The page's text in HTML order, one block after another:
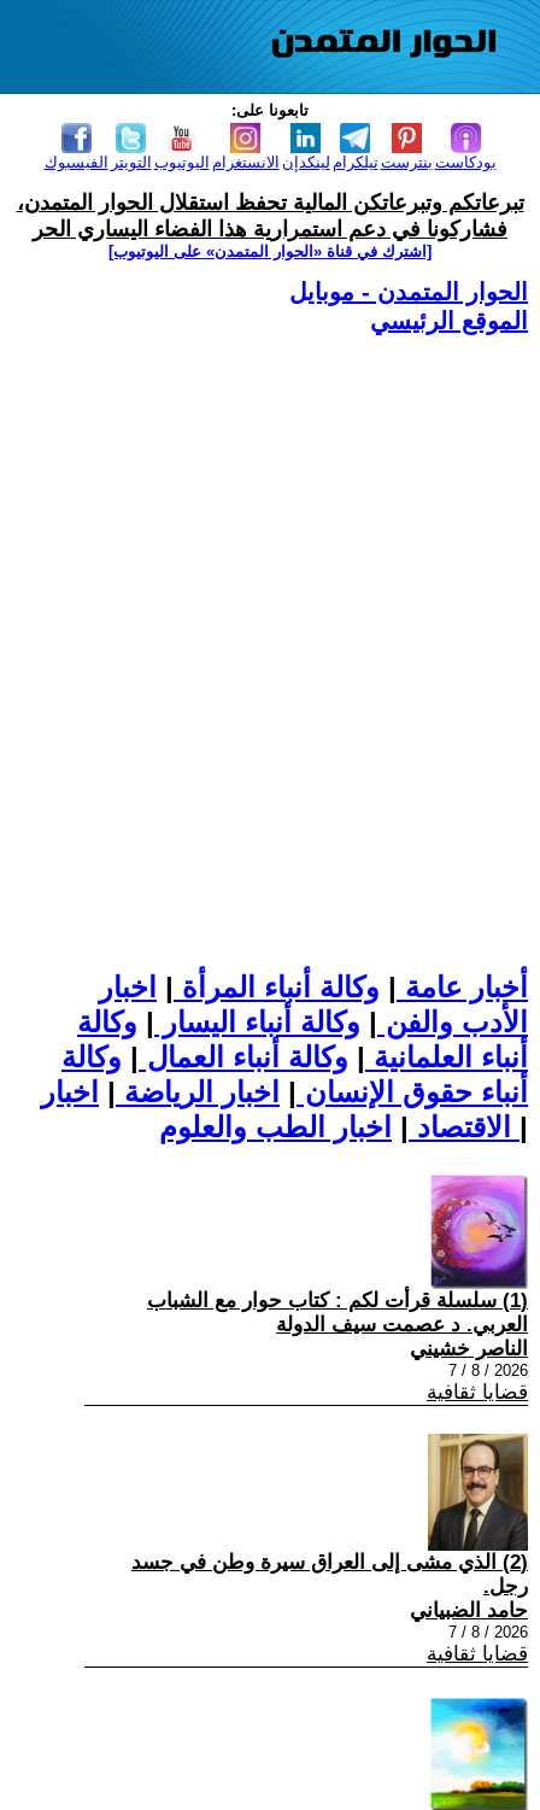
تابعونا على:
الفيسبوك التويتر اليوتيوب الانستغرام لينكدإن تيلكرامبنترست بودكاست
تبرعاتكم وتبرعاتكن المالية تحفظ استقلال الحوار المتمدن،
فشاركونا في دعم استمرارية هذا الفضاء اليساري الحر
[اشترك في قناة ‫«الحوار المتمدن» على اليوتيوب]
الحوار المتمدن - موبايل
الموقع الرئيسي
أخبار عامة | وكالة أنباء المرأة | اخبار
الأدب والفن | وكالة أنباء اليسار | وكالة
أنباء العلمانية | وكالة أنباء العمال | وكالة
أنباء حقوق الإنسان | اخبار الرياضة | اخبار
الاقتصاد | |
(1) سلسلة قرأت لكم : كتاب حوار مع الشباب
العربي. د عصمت سيف الدولة
الناصر خشيني
2026 / 8 / 7
قضايا ثقافية
(2) الذي مشى إلى العراق سيرة وطن في جسد
رجل.
حامد الضبياني
2026 / 8 / 7
قضايا ثقافية